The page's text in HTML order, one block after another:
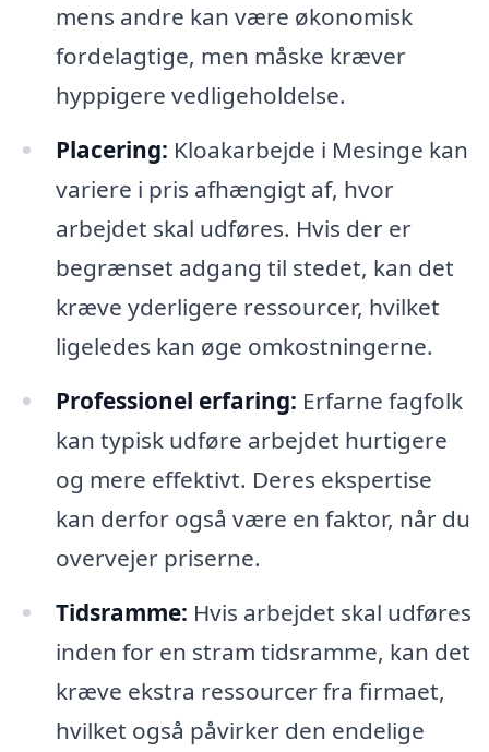
mens andre kan være økonomisk
fordelagtige, men måske kræver
hyppigere vedligeholdelse.
Placering: Kloakarbejde i Mesinge kan
variere i pris afhængigt af, hvor
arbejdet skal udføres. Hvis der er
begrænset adgang til stedet, kan det
kræve yderligere ressourcer, hvilket
ligeledes kan øge omkostningerne.
Professionel erfaring: Erfarne fagfolk
kan typisk udføre arbejdet hurtigere
og mere effektivt. Deres ekspertise
kan derfor også være en faktor, når du
overvejer priserne.
Tidsramme: Hvis arbejdet skal udføres
inden for en stram tidsramme, kan det
kræve ekstra ressourcer fra firmaet,
hvilket også påvirker den endelige